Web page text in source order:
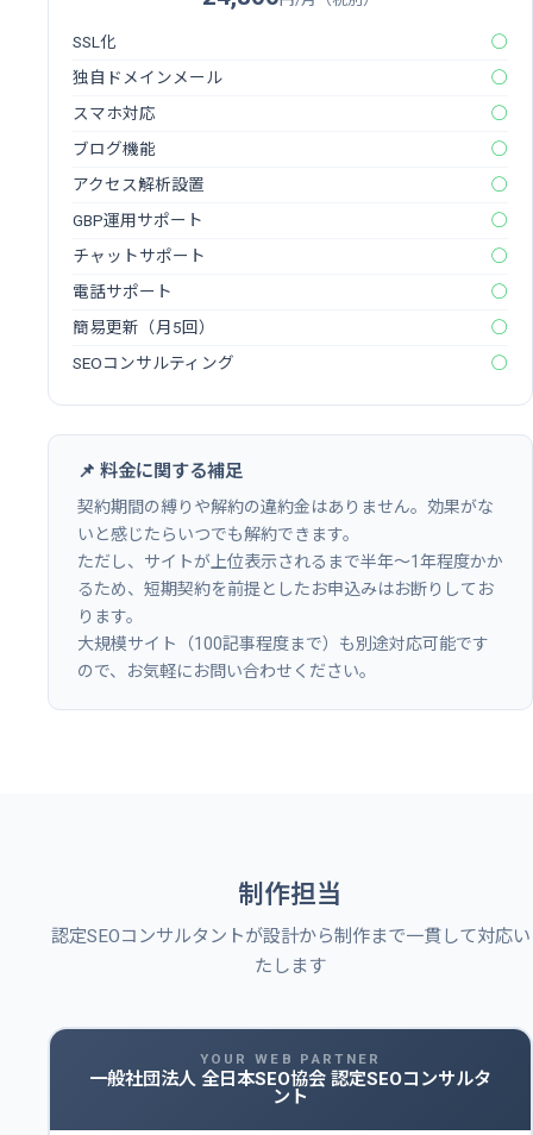
SSL化
◯
独自ドメインメール
◯
スマホ対応
◯
ブログ機能
◯
アクセス解析設置
◯
GBP運用サポート
◯
チャットサポート
◯
電話サポート
◯
簡易更新（月5回）
◯
SEOコンサルティング
◯
📌 料金に関する補足
契約期間の縛りや解約の違約金はありません。効果がな
いと感じたらいつでも解約できます。
ただし、サイトが上位表示されるまで半年〜1年程度かか
るため、短期契約を前提としたお申込みはお断りしてお
ります。
大規模サイト（100記事程度まで）も別途対応可能です
ので、お気軽にお問い合わせください。
制作担当
認定SEOコンサルタントが設計から制作まで一貫して対応い
たします
YOUR WEB PARTNER
一般社団法人 全日本SEO協会 認定SEOコンサルタ
ント